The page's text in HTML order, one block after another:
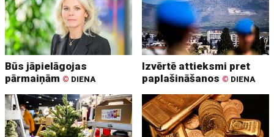
Būs jāpielāgojas
pārmaiņām © DIENA
Izvērtē attieksmi pret
paplašināšanos © DIENA